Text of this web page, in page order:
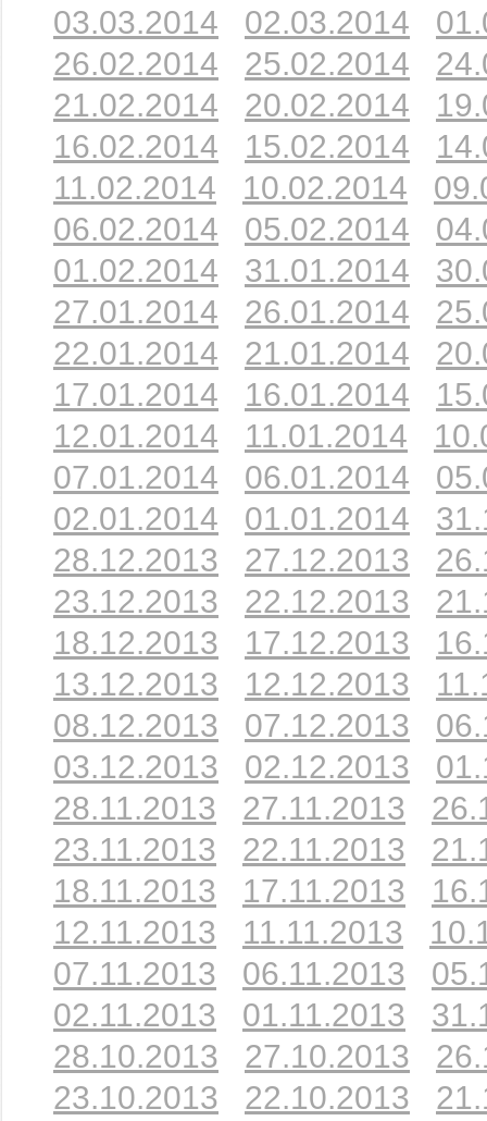
03.03.2014
02.03.2014
26.02.2014
25.02.2014
21.02.2014
20.02.2014
16.02.2014
15.02.2014
11.02.2014
10.02.2014
06.02.2014
05.02.2014
01.02.2014
31.01.2014
27.01.2014
26.01.2014
22.01.2014
21.01.2014
17.01.2014
16.01.2014
12.01.2014
11.01.2014
07.01.2014
06.01.2014
02.01.2014
01.01.2014
28.12.2013
27.12.2013
23.12.2013
22.12.2013
18.12.2013
17.12.2013
13.12.2013
12.12.2013
08.12.2013
07.12.2013
03.12.2013
02.12.2013
28.11.2013
27.11.2013
23.11.2013
22.11.2013
18.11.2013
17.11.2013
12.11.2013
11.11.2013
07.11.2013
06.11.2013
02.11.2013
01.11.2013
28.10.2013
27.10.2013
23.10.2013
22.10.2013